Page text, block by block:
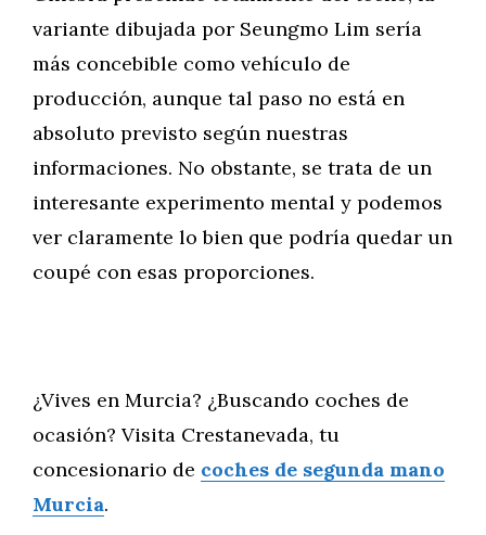
variante dibujada por Seungmo Lim sería
más concebible como vehículo de
producción, aunque tal paso no está en
absoluto previsto según nuestras
informaciones. No obstante, se trata de un
interesante experimento mental y podemos
ver claramente lo bien que podría quedar un
coupé con esas proporciones.
¿Vives en Murcia? ¿Buscando coches de
ocasión? Visita Crestanevada, tu
concesionario de coches de segunda mano
Murcia.